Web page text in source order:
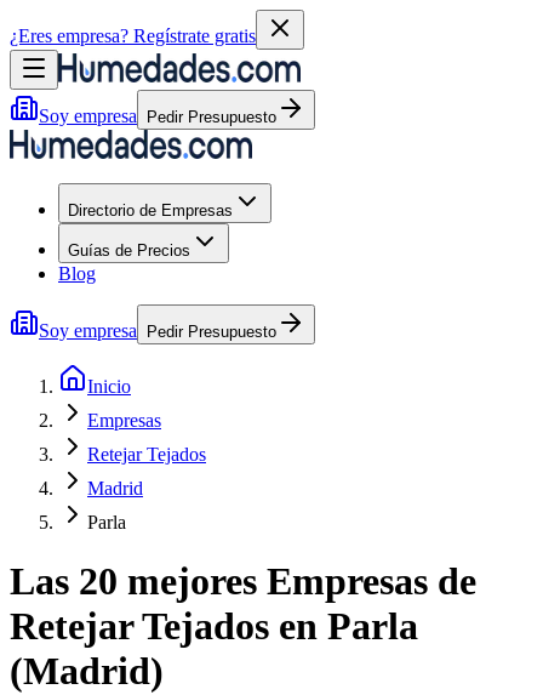
¿Eres empresa? Regístrate gratis
Soy empresa Pedir Presupuesto
Directorio de Empresas
Guías de Precios
Blog
Soy empresa Pedir Presupuesto
Inicio
Empresas
Retejar Tejados
Madrid
Parla
Las 20 mejores Empresas de
Retejar Tejados en Parla
(Madrid)